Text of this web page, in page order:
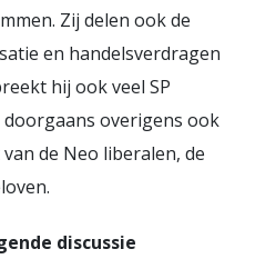
Zij delen ook de
en handelsverdragen
hij ook veel SP
overigens ook
de Neo liberalen, de
discussie